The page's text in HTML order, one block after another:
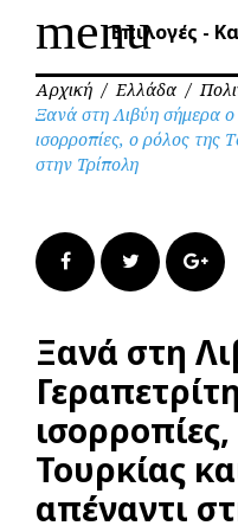
menuΕπιλογές -
Αρχική / Ελλάδα /
Ξανά στη Λιβύη σήμερα ο
ισορροπίες, ο ρόλος της
στην Τρίπολη
FacebookTwitter
Ξανά στη
Τουρκίας
απέναντι